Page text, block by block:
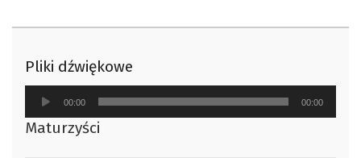
Pliki dźwiękowe
Odtwarzacz
plików
dźwiękowych
00:00 00:00
Maturzyści